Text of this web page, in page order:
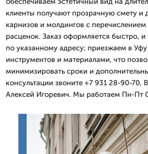
клиенты получают прозрачную смету и
карнизов и молдингов с перечислением
расценок. Заказ оформляется быстро, и
по указанному адресу; приезжаем в
инструментов и материалами, что
минимизировать сроки и
консультации звоните +7 931 28-90-70,
Алексей Игоревич. Мы работаем Пн-Пт